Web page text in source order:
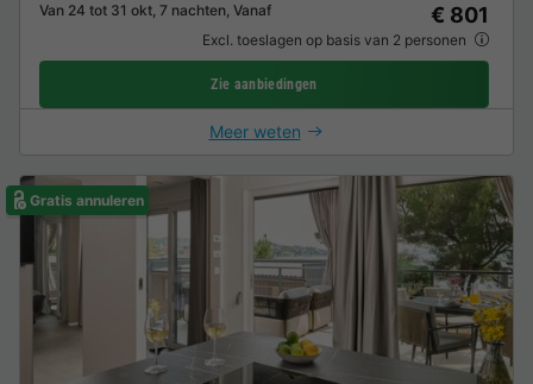
Van 24 tot 31 okt, 7 nachten, Vanaf
€ 801
Excl. toeslagen op basis van 2 personen
Zie aanbiedingen
Meer weten
Gratis annuleren